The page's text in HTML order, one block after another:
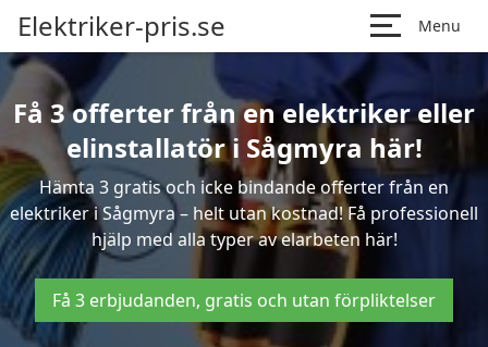
Elektriker-pris.se Menu
Få 3 offerter från en elektriker eller
elinstallatör i Sågmyra här!
Hämta 3 gratis och icke bindande offerter från en
elektriker i Sågmyra – helt utan kostnad! Få professionell
hjälp med alla typer av elarbeten här!
Få 3 erbjudanden, gratis och utan förpliktelser